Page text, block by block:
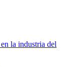
la industria del